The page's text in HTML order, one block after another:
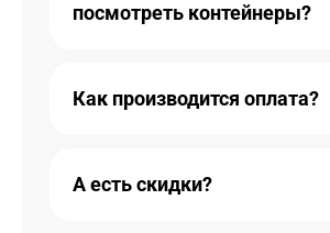
посмотреть контейнеры?
Как производится оплата?
А есть скидки?